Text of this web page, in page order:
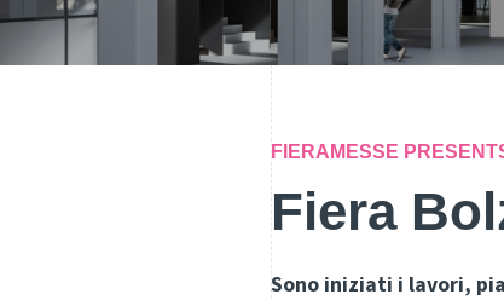
FIERAMESSE
Fiera
Sono iniziati i lavori,